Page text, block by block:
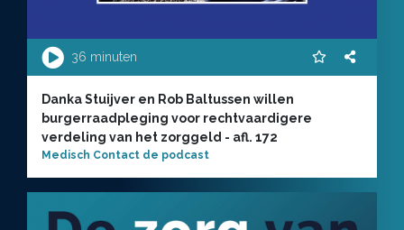
36 minuten
Danka Stuijver en Rob Baltussen willen
burgerraadpleging voor rechtvaardigere
verdeling van het zorggeld - afl. 172
Medisch Contact de podcast